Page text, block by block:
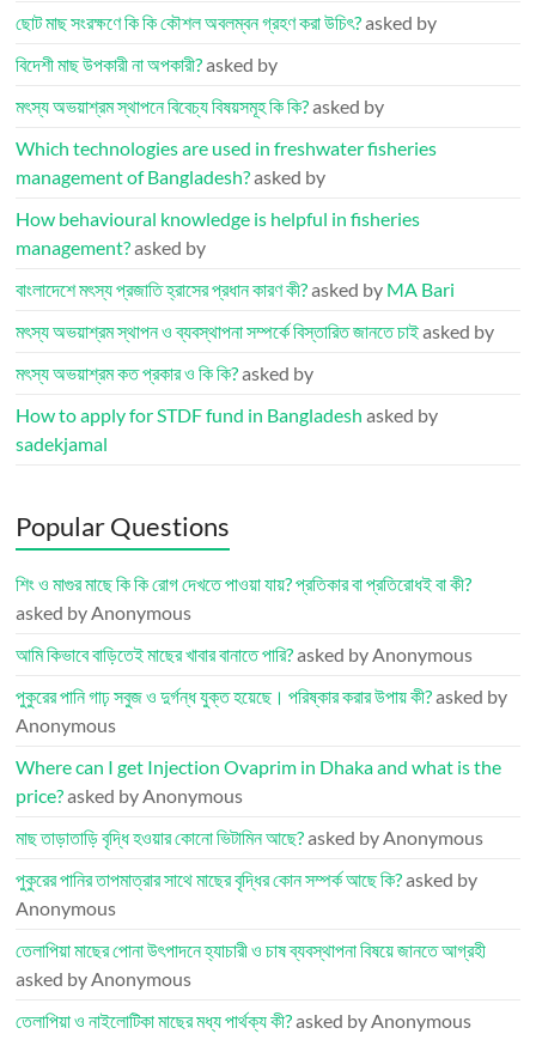
ছোট মাছ সংরক্ষণে কি কি কৌশল অবলম্বন গ্রহণ করা উচিৎ?asked by
বিদেশী মাছ উপকারী না অপকারী?asked by
মৎস্য অভয়াশ্রম স্থাপনে বিবেচ্য বিষয়সমূহ কি কি?asked by
Which technologies are used in freshwater fisheries
management of Bangladesh?asked by
How behavioural knowledge is helpful in fisheries
management?asked by
বাংলাদেশে মৎস্য প্রজাতি হ্রাসের প্রধান কারণ কী?asked by MA Bari
মৎস্য অভয়াশ্রম স্থাপন ও ব্যবস্থাপনা সম্পর্কে বিস্তারিত জানতে চাইasked by
মৎস্য অভয়াশ্রম কত প্রকার ও কি কি?asked by
How to apply for STDF fund in Bangladesh asked by
sadekjamal
Popular Questions
শিং ও মাগুর মাছে কি কি রোগ দেখতে পাওয়া যায়? প্রতিকার বা প্রতিরোধই বা কী?
asked by Anonymous
আমি কিভাবে বাড়িতেই মাছের খাবার বানাতে পারি?asked by Anonymous
পুকুরের পানি গাঢ় সবুজ ও দুর্গন্ধ যুক্ত হয়েছে। পরিষ্কার করার উপায় কী?asked by
Anonymous
Where can I get Injection Ovaprim in Dhaka and what is the
price?asked by Anonymous
মাছ তাড়াতাড়ি বৃদ্ধি হওয়ার কোনো ভিটামিন আছে?asked by Anonymous
পুকুরের পানির তাপমাত্রার সাথে মাছের বৃদ্ধির কোন সম্পর্ক আছে কি?asked by
Anonymous
তেলাপিয়া মাছের পোনা উৎপাদনে হ্যাচারী ও চাষ ব্যবস্থাপনা বিষয়ে জানতে আগ্রহী
asked by Anonymous
তেলাপিয়া ও নাইলোটিকা মাছের মধ্য পার্থক্য কী?asked by Anonymous